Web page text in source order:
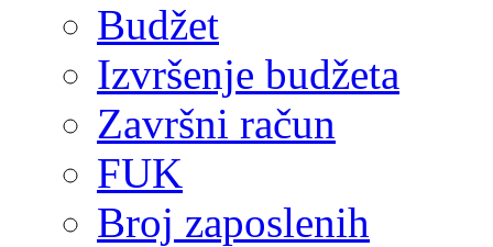
Budžet
Izvršenje budžeta
Završni račun
FUK
Broj zaposlenih